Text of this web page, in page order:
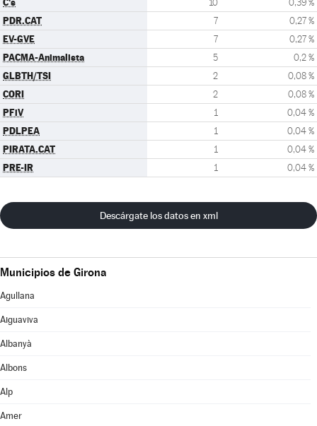
10 0,39 %
PDR.CAT 7 0,27 %
EV-GVE 7 0,27 %
PACMA-Animalista 5 0,2 %
GLBTH/TSI 2 0,08 %
CORI 2 0,08 %
PFiV 1 0,04 %
PDLPEA 1 0,04 %
PIRATA.CAT 1 0,04 %
PRE-IR 1 0,04 %
Descárgate los datos en xml
Municipios de Girona
Agullana
Aiguaviva
Albanyà
Albons
Alp
Amer